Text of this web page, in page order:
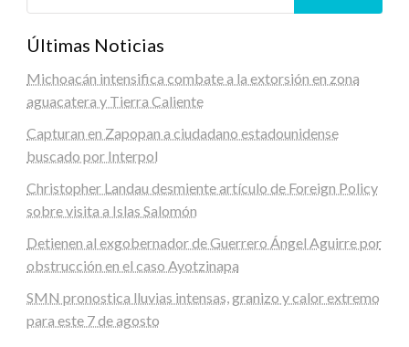
Últimas Noticias
Michoacán intensifica combate a la extorsión en zona
aguacatera y Tierra Caliente
Capturan en Zapopan a ciudadano estadounidense
buscado por Interpol
Christopher Landau desmiente artículo de Foreign Policy
sobre visita a Islas Salomón
Detienen al exgobernador de Guerrero Ángel Aguirre por
obstrucción en el caso Ayotzinapa
SMN pronostica lluvias intensas, granizo y calor extremo
para este 7 de agosto